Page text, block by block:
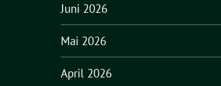
Juni 2026
Mai 2026
April 2026